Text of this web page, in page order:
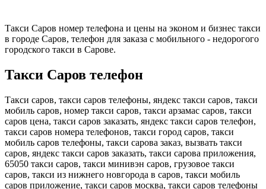
Такси Саров номер телефона и цены на эконом и бизнес такси
в городе Саров, телефон для заказа с мобильного - недорогого
городского такси в Сарове.
Такси Саров телефон
Такси саров, такси саров телефоны, яндекс такси саров, такси
мобиль саров, номер такси саров, такси арзамас саров, такси
саров цена, такси саров заказать, яндекс такси саров телефон,
такси саров номера телефонов, такси город саров, такси
мобиль саров телефоны, такси сарова заказ, вызвать такси
саров, яндекс такси саров заказать, такси сарова приложения,
65050 такси саров, такси минивэн саров, грузовое такси
саров, такси из нижнего новгорода в саров, такси мобиль
саров приложение, такси саров москва, такси саров телефоны